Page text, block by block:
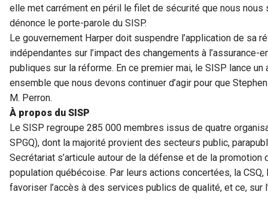
elle met carrément en péril le filet de sécurité que nous nous
dénonce le porte-parole du SISP.
Le gouvernement Harper doit suspendre l’application de sa
indépendantes sur l’impact des changements à
publiques sur la réforme. En ce premier mai, le SISP lance un
ensemble que nous devons continuer d’agir pour que
M. Perron.
À propos du SISP
Le SISP regroupe 285 000 membres issus de quatre
SPGQ), dont la majorité provient des secteurs public,
Secrétariat s’articule autour de la défense et de la
population québécoise. Par leurs actions concertées, la CSQ,
favoriser l’accès à des services publics de qualité, et ce, sur